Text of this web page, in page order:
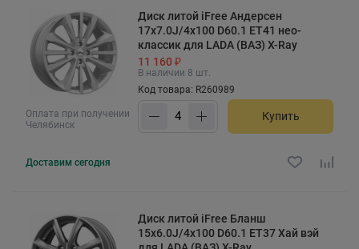
Оплата при получении
Челябинск
Диск литой iFree Андерсен
17x7.0J/4x100 D60.1 ET41 нео-
классик для LADA (ВАЗ) X-Ray
11 160 ₽
В наличии 8 шт.
Код товара: R260989
Купить
Доставим сегодня
Диск литой iFree Бланш
15x6.0J/4x100 D60.1 ET37 Хай вэй